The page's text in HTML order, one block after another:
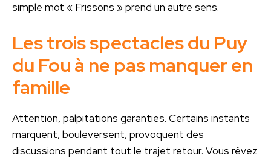
simple mot « Frissons » prend un autre sens.
Les trois spectacles du Puy
du Fou à ne pas manquer en
famille
Attention, palpitations garanties. Certains instants
marquent, bouleversent, provoquent des
discussions pendant tout le trajet retour. Vous rêvez